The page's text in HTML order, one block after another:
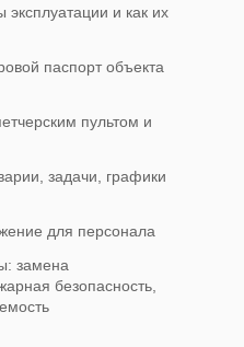
и как их
паспорт объекта
пультом и
задачи, графики
для персонала
замена
безопасность,